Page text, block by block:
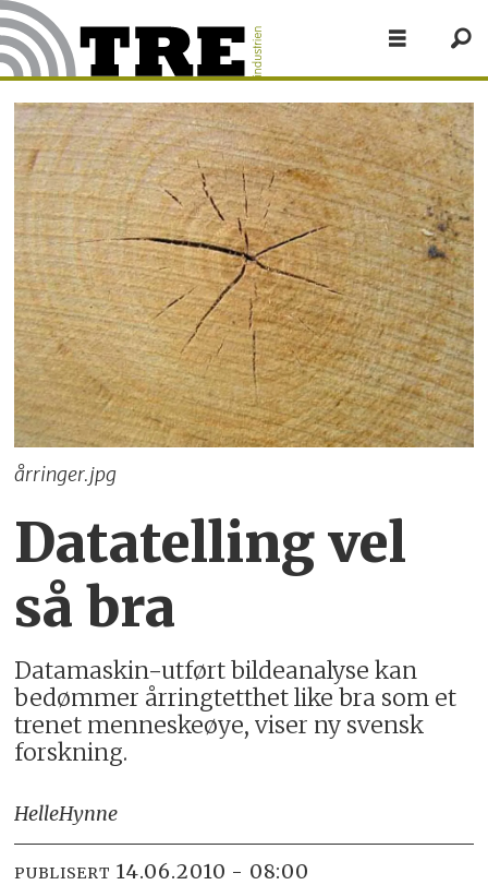
årringer.jpg
Datatelling vel
så bra
Datamaskin-utført bildeanalyse kan
bedømmer årringtetthet like bra som et
trenet menneskeøye, viser ny svensk
forskning.
HelleHynne
PUBLISERT 14.06.2010 - 08:00